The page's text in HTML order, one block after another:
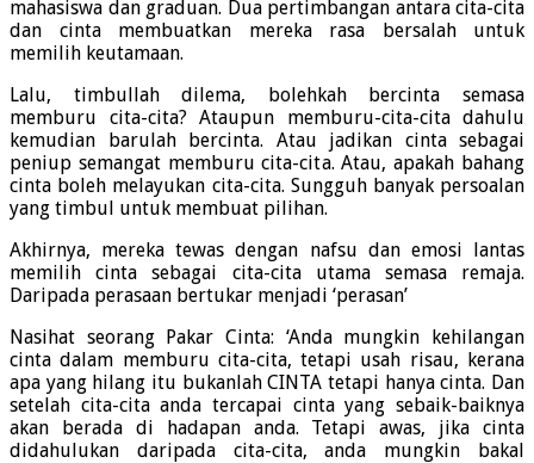
mahasiswa dan graduan. Dua pertimbangan antara cita-cita
dan cinta membuatkan mereka rasa bersalah untuk
memilih keutamaan.
Lalu, timbullah dilema, bolehkah bercinta semasa
memburu cita-cita? Ataupun memburu-cita-cita dahulu
kemudian barulah bercinta. Atau jadikan cinta sebagai
peniup semangat memburu cita-cita. Atau, apakah bahang
cinta boleh melayukan cita-cita. Sungguh banyak persoalan
yang timbul untuk membuat pilihan.
Akhirnya, mereka tewas dengan nafsu dan emosi lantas
memilih cinta sebagai cita-cita utama semasa remaja.
Daripada perasaan bertukar menjadi ‘perasan’
Nasihat seorang Pakar Cinta: ‘Anda mungkin kehilangan
cinta dalam memburu cita-cita, tetapi usah risau, kerana
apa yang hilang itu bukanlah CINTA tetapi hanya cinta. Dan
setelah cita-cita anda tercapai cinta yang sebaik-baiknya
akan berada di hadapan anda. Tetapi awas, jika cinta
didahulukan daripada cita-cita, anda mungkin bakal